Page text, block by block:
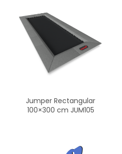
Jumper Rectangular
100×300 cm JUM105